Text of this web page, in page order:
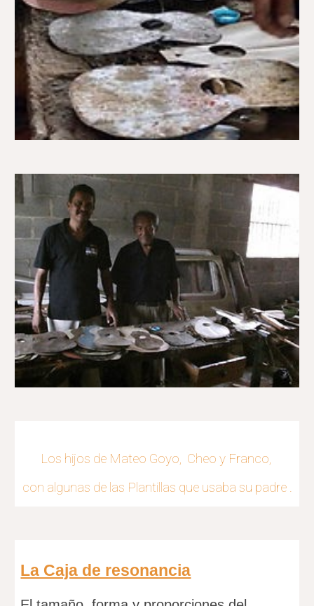
Los hijos de Mateo Goyo, Cheo y Franco,
con algunas de las Plantillas que usaba su padre .
La Caja de resonancia